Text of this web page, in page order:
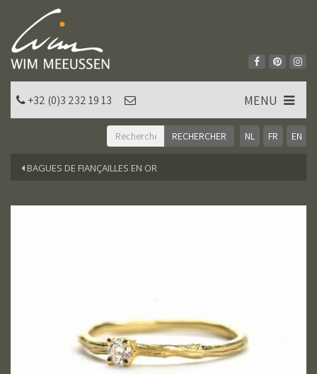
NL FR EN
+32 (0)3 232 19 13 MENU
BAGUES DE FIANÇAILLES EN OR